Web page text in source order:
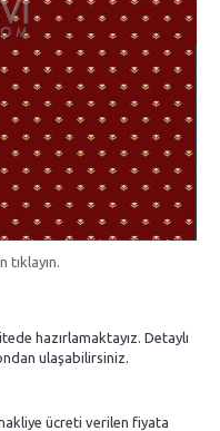
tıklayın.
hazırlamaktayız. Detaylı
ulaşabilirsiniz.
ücreti verilen fiyata